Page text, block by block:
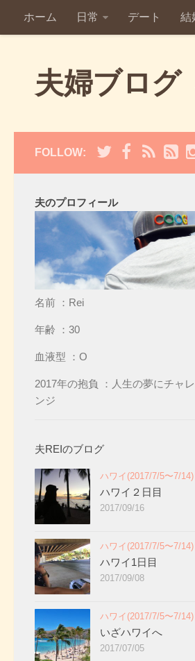
ホーム 日常 デート 結
夫婦ブログ
FOLLOW:
夫のプロフィール
名前 ：Rei
年齢 ：30
血液型 ：O
2017年の抱負 ：人生の夢にチャレ
ンジ
夫REIのブログ
ハワイ(2017/7/5〜7/14)
ハワイ２日目
2017/09/16
ハワイ(2017/7/5〜7/14)
ハワイ1日目
2017/09/08
ハワイ(2017/7/5〜7/14)
いざハワイへ
2017/07/05